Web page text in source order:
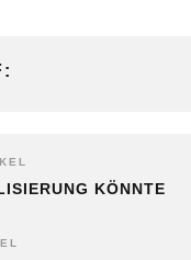
KÖNNTE